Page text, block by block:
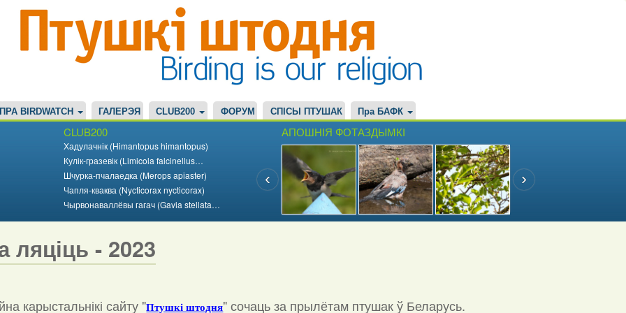
ПРА BIRDWATCH ГАЛЕРЭЯ CLUB200 ФОРУМ СПІСЫ ПТУШАК Пра БАФК
CLUB200
Хадулачнік (Himantopus himantopus)
Кулік-гразевік (Limicola falcinellus…
Шчурка-пчалаедка (Merops apiaster)
Чапля-кваква (Nycticorax nycticorax)
Чырвонаваллёвы гагач (Gavia stellata…
АПОШНІЯ ФОТАЗДЫМКІ
ляціць - 2023
карыстальнікі сайту "Птушкі штодня" сочаць за прылётам птушак ў Беларусь.